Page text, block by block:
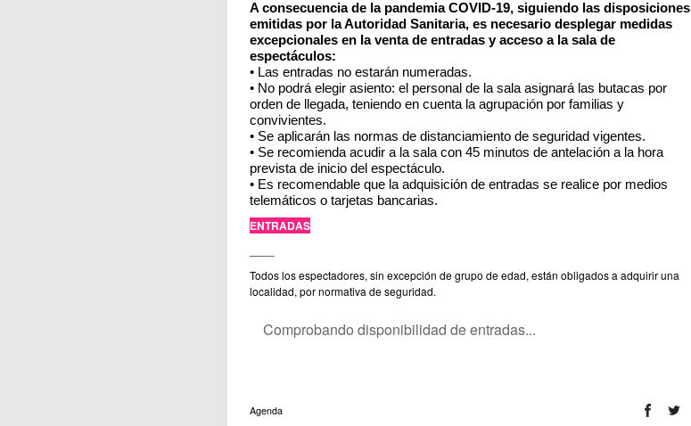
A consecuencia de la pandemia COVID-19, siguiendo las disposiciones
emitidas por la Autoridad Sanitaria, es necesario desplegar medidas
excepcionales en la venta de entradas y acceso a la sala de
espectáculos:
• Las entradas no estarán numeradas.
• No podrá elegir asiento: el personal de la sala asignará las butacas por
orden de llegada, teniendo en cuenta la agrupación por familias y
convivientes.
• Se aplicarán las normas de distanciamiento de seguridad vigentes.
• Se recomienda acudir a la sala con 45 minutos de antelación a la hora
prevista de inicio del espectáculo.
• Es recomendable que la adquisición de entradas se realice por medios
telemáticos o tarjetas bancarias.
ENTRADAS
Todos los espectadores, sin excepción de grupo de edad, están obligados a adquirir una
localidad, por normativa de seguridad.
Comprobando disponibilidad de entradas...
Agenda